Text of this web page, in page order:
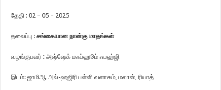
தேதி : 02 – 05 – 2025
தலைப்பு :சங்கையான நான்கு மாதங்கள்
வழங்குபவர் : அஷ்ஷேக் மஃப்ஹூம் ஃபஹ்ஜி
இடம்: ஜாமிஆ அல்-ஹஜிரி பள்ளி வளாகம், மலாஸ், ரியாத்